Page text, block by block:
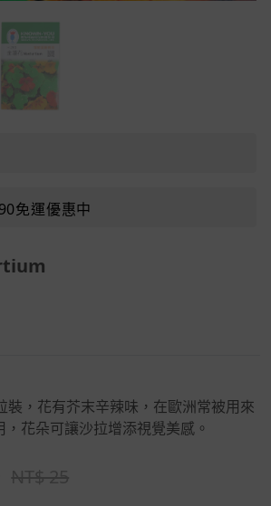
免運優惠中
裝，花有芥末辛辣味，在歐洲常被用來
花朵可讓沙拉增添視覺美感。
NT$ 25